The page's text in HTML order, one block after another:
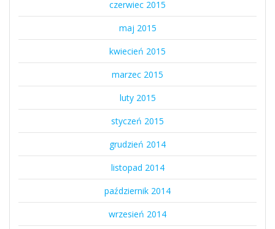
czerwiec 2015
maj 2015
kwiecień 2015
marzec 2015
luty 2015
styczeń 2015
grudzień 2014
listopad 2014
październik 2014
wrzesień 2014